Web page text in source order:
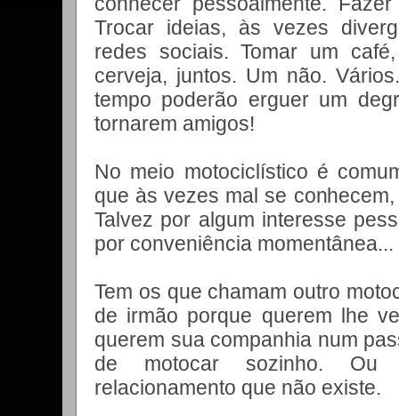
Trocar ideias, às vezes
redes sociais. Tomar um
cerveja, juntos. Um não.
tempo poderão erguer um
tornarem amigos!
No meio motociclístico é
que às vezes mal se
Talvez por algum interesse
por conveniência momentânea...
Tem os que chamam outro
de irmão porque querem lhe
querem sua companhia num
de motocar sozinho. Ou
relacionamento que não existe.